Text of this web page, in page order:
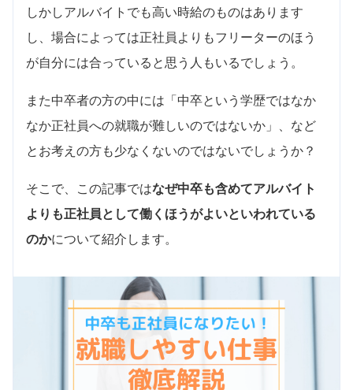
しかしアルバイトでも高い時給のものはあります
し、場合によっては正社員よりもフリーターのほう
が自分には合っていると思う人もいるでしょう。
また中卒者の方の中には「中卒という学歴ではなか
なか正社員への就職が難しいのではないか」、など
とお考えの方も少なくないのではないでしょうか？
そこで、この記事ではなぜ中卒も含めてアルバイト
よりも正社員として働くほうがよいといわれている
のかについて紹介します。